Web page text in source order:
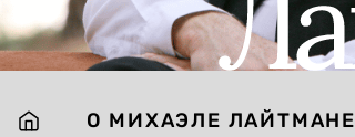
О МИХАЭЛЕ ЛАЙТМАНЕ